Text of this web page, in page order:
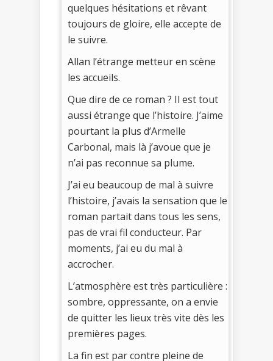
quelques hésitations et rêvant
toujours de gloire, elle accepte de
le suivre.
Allan l’étrange metteur en scène
les accueils.
Que dire de ce roman ? Il est tout
aussi étrange que l’histoire. J’aime
pourtant la plus d’Armelle
Carbonal, mais là j’avoue que je
n’ai pas reconnue sa plume.
J’ai eu beaucoup de mal à suivre
l’histoire, j’avais la sensation que le
roman partait dans tous les sens,
pas de vrai fil conducteur. Par
moments, j’ai eu du mal à
accrocher.
L’atmosphère est très particulière :
sombre, oppressante, on a envie
de quitter les lieux très vite dès les
premières pages.
La fin est par contre pleine de